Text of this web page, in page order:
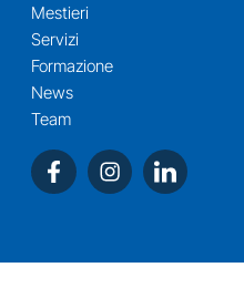
Mestieri
Servizi
Formazione
News
Team